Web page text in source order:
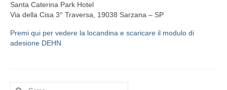
Regulated professions in the EU
Santa Caterina Park Hotel
Via della Cisa 3° Traversa, 19038 Sarzana – SP
Premi qui per vedere la locandina e scaricare il modulo di
adesione DEHN
Cerca: